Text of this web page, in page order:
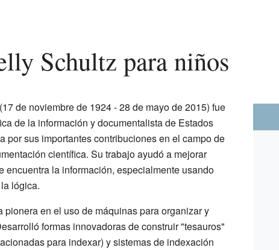
Schultz para niños
de noviembre de 1924 - 28 de mayo de 2015) fue
de la información y documentalista de Estados
por sus importantes contribuciones en el campo de
científica. Su trabajo ayudó a mejorar
encuentra la información, especialmente usando
lógica.
pionera en el uso de máquinas para organizar y
formas innovadoras de construir "tesauros"
para indexar) y sistemas de indexación